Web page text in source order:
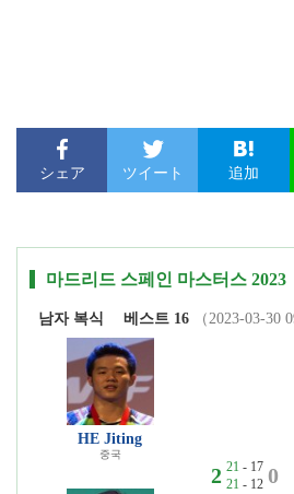
シェア ツイート 追加
마드리드 스페인 마스터스 2023
남자 복식 베스트 16 （2023-03-30
HE Jiting
중국
2 21 - 17
21 - 12 0